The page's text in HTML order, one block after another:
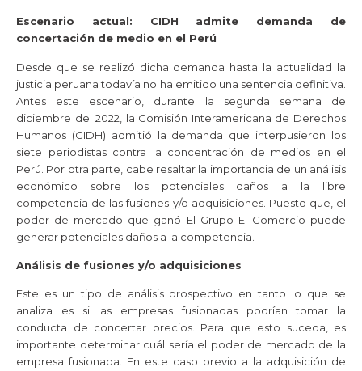
Escenario actual: CIDH admite demanda de
concertación de medio en el Perú
Desde que se realizó dicha demanda hasta la actualidad la
justicia peruana todavía no ha emitido una sentencia definitiva.
Antes este escenario, durante la segunda semana de
diciembre del 2022, la Comisión Interamericana de Derechos
Humanos (CIDH) admitió la demanda que interpusieron los
siete periodistas contra la concentración de medios en el
Perú. Por otra parte, cabe resaltar la importancia de un análisis
económico sobre los potenciales daños a la libre
competencia de las fusiones y/o adquisiciones. Puesto que, el
poder de mercado que ganó El Grupo El Comercio puede
generar potenciales daños a la competencia.
Análisis de fusiones y/o adquisiciones
Este es un tipo de análisis prospectivo en tanto lo que se
analiza es si las empresas fusionadas podrían tomar la
conducta de concertar precios. Para que esto suceda, es
importante determinar cuál sería el poder de mercado de la
empresa fusionada. En este caso previo a la adquisición de